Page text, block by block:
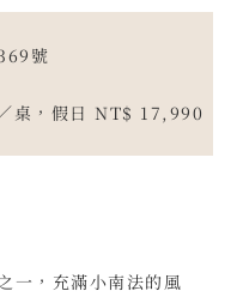
號
桌，假日 NT$ 17,990
一，充滿小南法的風